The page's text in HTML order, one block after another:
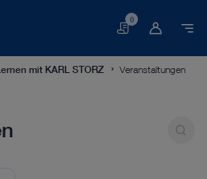
Warenkorb
0
mit KARL STORZ Veranstaltungen